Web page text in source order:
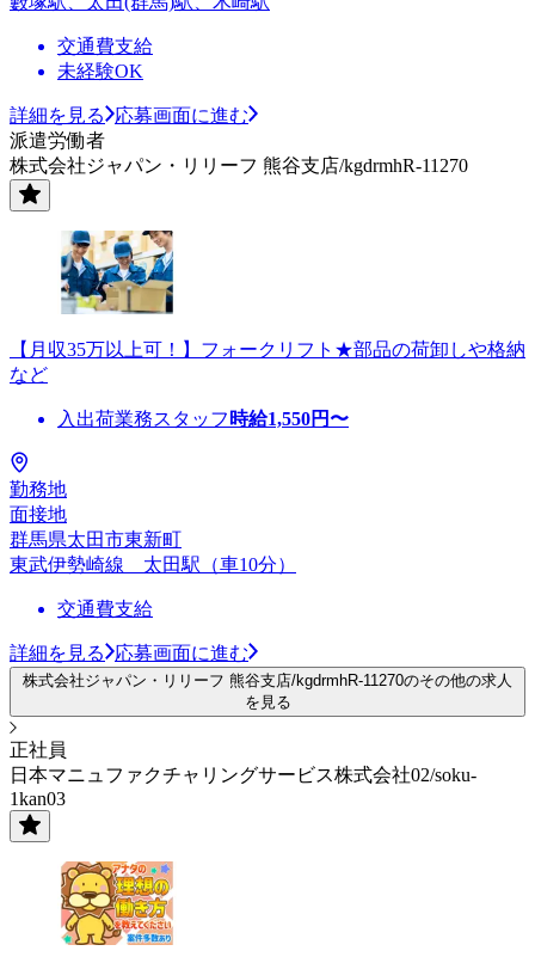
交通費支給
未経験OK
詳細を見る
応募画面に進む
派遣労働者
株式会社ジャパン・リリーフ 熊谷支店/kgdrmhR-11270
【月収35万以上可！】フォークリフト★部品の荷卸しや格納
など
入出荷業務スタッフ 時給1,550円〜
勤務地
面接地
群馬県太田市東新町
東武伊勢崎線 太田駅（車10分）
交通費支給
詳細を見る 応募画面に進む
株式会社ジャパン・リリーフ 熊谷支店/kgdrmhR-11270のその他の求人
を見る
正社員
日本マニュファクチャリングサービス株式会社02/soku-
1kan03